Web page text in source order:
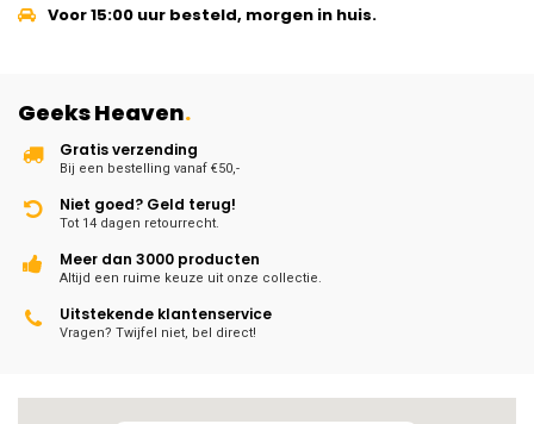
Voor 15:00 uur besteld, morgen in huis.
Geeks Heaven.
Gratis verzending
Bij een bestelling vanaf €50,-
Niet goed? Geld terug!
Tot 14 dagen retourrecht.
Meer dan 3000 producten
Altijd een ruime keuze uit onze collectie.
Uitstekende klantenservice
Vragen? Twijfel niet, bel direct!